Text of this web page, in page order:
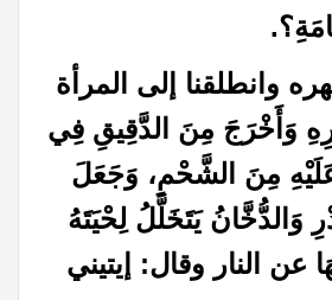
.
وانطلقنا إلى المرأة
وَأَخْرَجَ مِنَ الدَّقِيقِ فِي
عَلَيْهِ مِنَ الشَّحْمِ، وَجَعَلَ
وَالدُّخَّانُ يَتَخَلَّلُ لِحْيَتَهُ
عن النار وقال: إيتيني